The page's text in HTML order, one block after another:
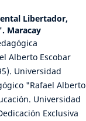
Libertador,
Maracay
Alberto Escobar
Universidad
"Rafael Alberto
Universidad
Exclusiva